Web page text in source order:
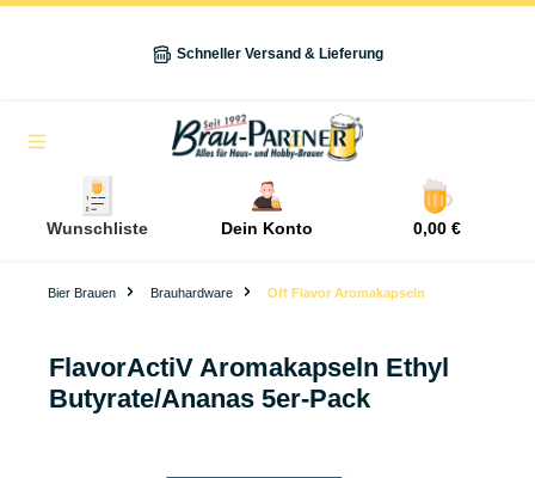
Schneller Versand & Lieferung
Wunschliste Dein Konto 0,00 €
Bier Brauen Brauhardware Off Flavor Aromakapseln
FlavorActiV Aromakapseln Ethyl
Butyrate/Ananas 5er-Pack